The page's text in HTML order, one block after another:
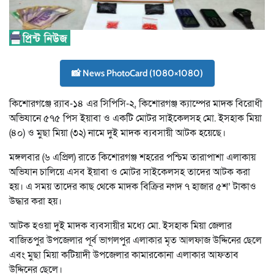
📸 News PhotoCard (1080×1080)
কিশোরগঞ্জে র‌্যাব-১৪ এর সিপিসি-২, কিশোরগঞ্জ ক্যাম্পের মাদক বিরোধী
অভিযানে ৫৭৫ পিস ইয়াবা ও একটি মোটর সাইকেলসহ মো. ইসহাক মিয়া
(৪০) ও মুছা মিয়া (৩২) নামে দুই মাদক ব্যবসায়ী আটক হয়েছে।
মঙ্গলবার (৬ এপ্রিল) রাতে কিশোরগঞ্জ শহরের পশ্চিম তারাপাশা এলাকায়
অভিযান চালিয়ে এসব ইয়াবা ও মোটর সাইকেলসহ তাদের আটক করা
হয়। এ সময় তাদের কাছ থেকে মাদক বিক্রির নগদ ৭ হাজার ৫শ’ টাকাও
উদ্ধার করা হয়।
আটক হওয়া দুই মাদক ব্যবসায়ীর মধ্যে মো. ইসহাক মিয়া জেলার
বাজিতপুর উপজেলার পূর্ব ভাগলপুর এলাকার মৃত আলফাজ উদ্দিনের ছেলে
এবং মুছা মিয়া কটিয়াদী উপজেলার কামারকোনা এলাকার আফতাব
উদ্দিনের ছেলে।